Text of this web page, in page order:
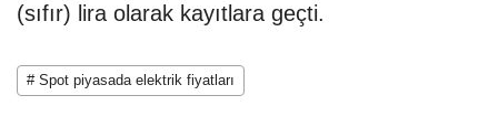
(sıfır) lira olarak kayıtlara geçti.
# Spot piyasada elektrik fiyatları